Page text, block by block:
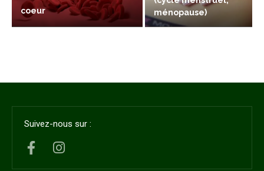
coeur
ménopause)
Suivez-nous sur :